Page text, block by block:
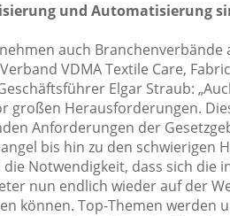
und Automatisierung
auch Branchenverbände
VDMA Textile Care,
Elgar Straub:
großen Herausforderungen.
Anforderungen der
bis hin zu den schwierigen
Notwendigkeit, dass sich die
nun endlich wieder auf der
können. Top-Themen werden